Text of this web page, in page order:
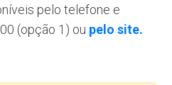
pelo telefone e
(opção 1) ou pelo site.